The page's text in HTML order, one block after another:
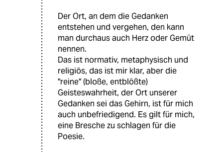
Der Ort, an dem die Gedanken
entstehen und vergehen, den kann
man durchaus auch Herz oder Gemüt
nennen.
Das ist normativ, metaphysisch und
religiös, das ist mir klar, aber die
"reine" (bloße, entblößte)
Geisteswahrheit, der Ort unserer
Gedanken sei das Gehirn, ist für mich
auch unbefriedigend. Es gilt für mich,
eine Bresche zu schlagen für die
Poesie.